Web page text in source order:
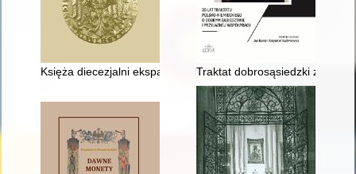
Księża diecezjalni ekspatrianci archidiecezji lwowskiej
Traktat dobrosąsiedzki z 1991